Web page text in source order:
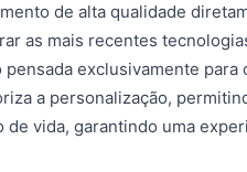
de alta qualidade
as mais recentes
pensada exclusivamente
a personalização,
de vida, garantindo uma